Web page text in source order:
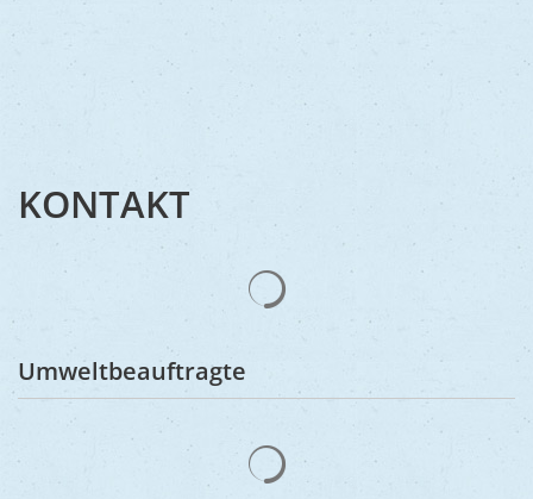
KONTAKT
Suchergebnisse werden
Umweltbeauftragte